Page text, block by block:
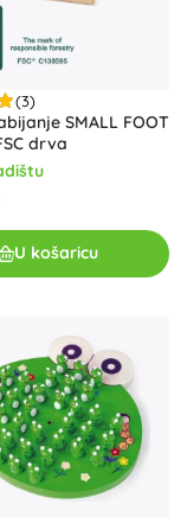
(3)
SMALL FOOT
drva
U košaricu